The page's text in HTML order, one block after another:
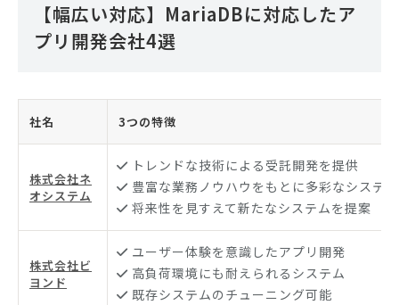
【幅広い対応】MariaDBに対応したア
プリ開発会社4選
社名 3つの特徴
株式会社ネ
オシステム
トレンドな技術による受託開発を提供
豊富な業務ノウハウをもとに多彩なシステ
将来性を見すえて新たなシステムを提案
株式会社ビ
ヨンド
ユーザー体験を意識したアプリ開発
高負荷環境にも耐えられるシステム
既存システムのチューニング可能